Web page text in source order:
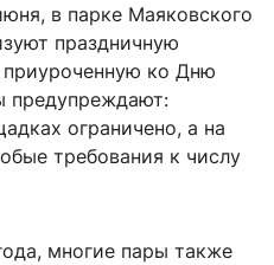
в парке Маяковского
праздничную
ко Дню
предупреждают:
ограничено, а на
требования к числу
многие пары также